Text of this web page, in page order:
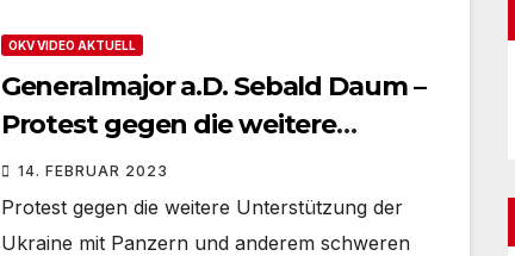
OKV VIDEO AKTUELL
Generalmajor a.D. Sebald Daum –
Protest gegen die weitere
Unterstützung der Ukraine mit
Panzern und anderem schweren
Kriegsgerät
14. FEBRUAR 2023
Protest gegen die weitere Unterstützung der
Ukraine mit Panzern und anderem schweren